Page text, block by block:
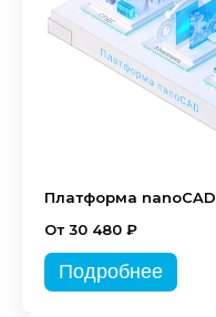
Платформа nanoCAD
От 30 480 ₽
Подробнее